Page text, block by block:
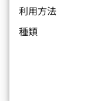
利用方法
種類